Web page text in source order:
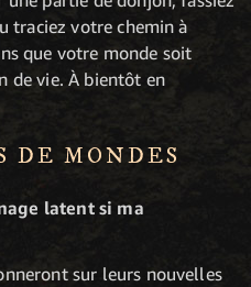
traciez votre chemin à
que votre monde soit
de vie. À bientôt en
DE MONDES
latent si ma
sur leurs nouvelles